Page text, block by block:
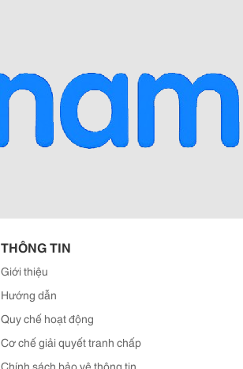
THÔNG TIN
Giới thiệu
Hướng dẫn
Quy chế hoạt động
Cơ chế giải quyết tranh chấp
Chính sách bảo vệ thông tin